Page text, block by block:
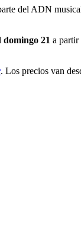
del ADN
domingo 21 a partir
. Los precios van